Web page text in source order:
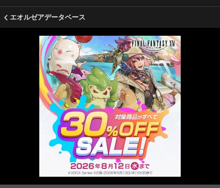
エオルゼアデータベース